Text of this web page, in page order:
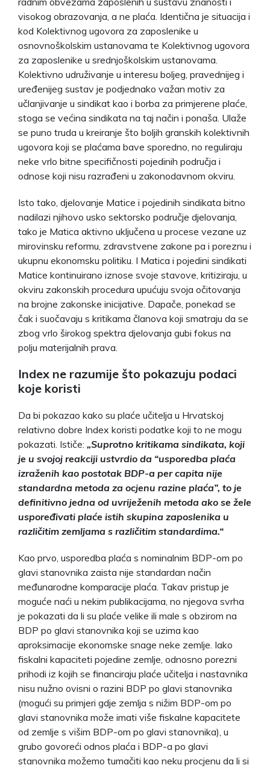
visokog obrazovanja, a ne plaća. Identična je situacija i
kod Kolektivnog ugovora za zaposlenike u
osnovnoškolskim ustanovama te Kolektivnog ugovora
za zaposlenike u srednjoškolskim ustanovama.
Kolektivno udruživanje u interesu boljeg, pravednijeg i
uređenijeg sustav je podjednako važan motiv za
učlanjivanje u sindikat kao i borba za primjerene plaće,
stoga se većina sindikata na taj način i ponaša. Ulaže
se puno truda u kreiranje što boljih granskih kolektivnih
ugovora koji se plaćama bave sporedno, no reguliraju
neke vrlo bitne specifičnosti pojedinih područja i
odnose koji nisu razrađeni u zakonodavnom okviru.
Isto tako, djelovanje Matice i pojedinih sindikata bitno
nadilazi njihovo usko sektorsko područje djelovanja,
tako je Matica aktivno uključena u procese vezane uz
mirovinsku reformu, zdravstvene zakone pa i poreznu i
ukupnu ekonomsku politiku. I Matica i pojedini sindikati
Matice kontinuirano iznose svoje stavove, kritiziraju, u
okviru zakonskih procedura upućuju svoja očitovanja
na brojne zakonske inicijative. Dapače, ponekad se
čak i suočavaju s kritikama članova koji smatraju da se
zbog vrlo širokog spektra djelovanja gubi fokus na
polju materijalnih prava.
Index ne razumije što pokazuju podaci
koje koristi
Da bi pokazao kako su plaće učitelja u Hrvatskoj
relativno dobre Index koristi podatke koji to ne mogu
pokazati. Ističe: „Suprotno kritikama sindikata, koji
je u svojoj reakciji ustvrdio da “usporedba plaća
izraženih kao postotak BDP-a per capita nije
standardna metoda za ocjenu razine plaća”, to je
definitivno jedna od uvriježenih metoda ako se žele
uspoređivati plaće istih skupina zaposlenika u
različitim zemljama s različitim standardima.“
Kao prvo, usporedba plaća s nominalnim BDP-om po
glavi stanovnika zaista nije standardan način
međunarodne komparacije plaća. Takav pristup je
moguće naći u nekim publikacijama, no njegova svrha
je pokazati da li su plaće velike ili male s obzirom na
BDP po glavi stanovnika koji se uzima kao
aproksimacije ekonomske snage neke zemlje. Iako
fiskalni kapaciteti pojedine zemlje, odnosno porezni
prihodi iz kojih se financiraju plaće učitelja i nastavnika
nisu nužno ovisni o razini BDP po glavi stanovnika
(mogući su primjeri gdje zemlja s nižim BDP-om po
glavi stanovnika može imati više fiskalne kapacitete
od zemlje s višim BDP-om po glavi stanovnika), u
grubo govoreći odnos plaća i BDP-a po glavi
stanovnika možemo tumačiti kao neku procjenu da li si